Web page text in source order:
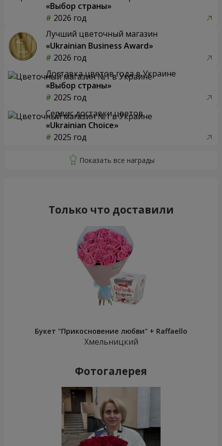
«Выбор страны»
2026 год
Лучший цветочный магазин
«Ukrainian Business Award»
2026 год
Доставка цветов года в Украине
«Выбор страны»
2025 год
Сервис доставки цветов
«Ukrainian Choice»
2025 год
Только что доставили
Букет "Прикосновение любви" + Raffaello
Хмельницкий
Фотогалерея